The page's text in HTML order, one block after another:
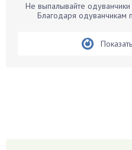
Бархатцы
Не выпалывайте
Благодаря одуванчикам